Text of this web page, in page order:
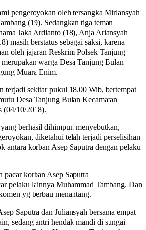
pengeroyokan oleh tersangka Mirlansyah
(19). Sedangkan tiga teman
Jaka Ardianto (18), Anja Ariansyah
masih berstatus sebagai saksi, karena
oleh jajaran Reskrim Polsek Tanjung
warga Desa Tanjung Bulan
Muara Enim.
terjadi sekitar pukul 18.00 Wib, bertempat
Desa Tanjung Bulan Kecamatan
(04/10/2018).
berhasil dihimpun menyebutkan,
diketahui telah terjadi perselisihan
antara korban Asep Saputra dengan pelaku
pacar korban Asep Saputra
pelaku lainnya Muhammad Tambang. Dan
yg berbau menantang.
Saputra dan Juliansyah bersama empat
sedang antri hendak mandi di sungai